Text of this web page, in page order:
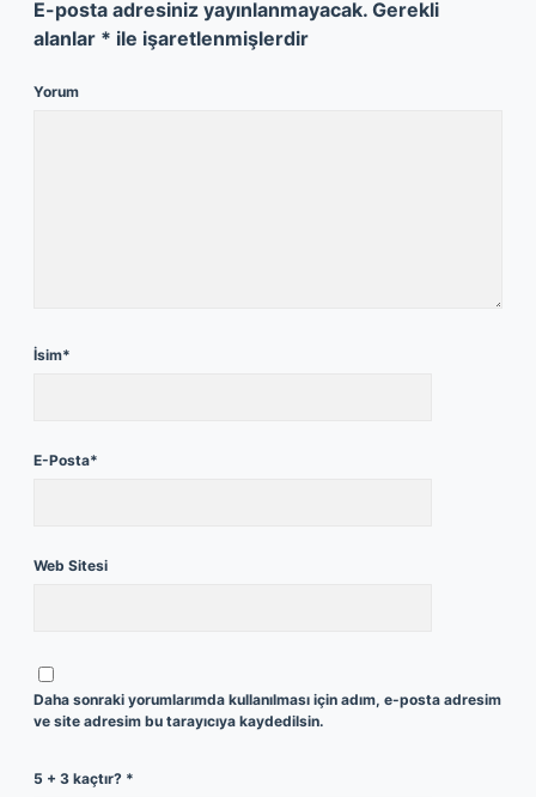
E-posta adresiniz yayınlanmayacak. Gerekli
alanlar * ile işaretlenmişlerdir
Yorum
İsim*
E-Posta*
Web Sitesi
Daha sonraki yorumlarımda kullanılması için adım, e-posta adresim
ve site adresim bu tarayıcıya kaydedilsin.
5 + 3 kaçtır? *